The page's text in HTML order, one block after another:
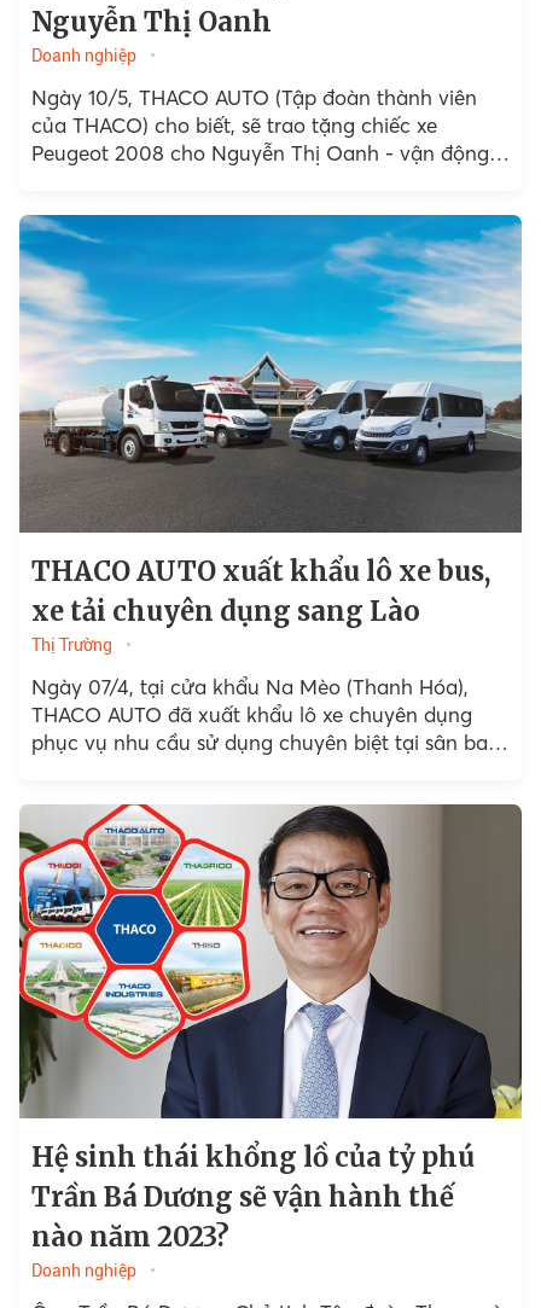
Nguyễn Thị Oanh
Doanh nghiệp
Ngày 10/5, THACO AUTO (Tập đoàn thành viên
của THACO) cho biết, sẽ trao tặng chiếc xe
Peugeot 2008 cho Nguyễn Thị Oanh - vận động
THACO AUTO xuất khẩu lô xe bus,
xe tải chuyên dụng sang Lào
Thị Trường
Ngày 07/4, tại cửa khẩu Na Mèo (Thanh Hóa),
THACO AUTO đã xuất khẩu lô xe chuyên dụng
phục vụ nhu cầu sử dụng chuyên biệt tại sân bay
Hệ sinh thái khổng lồ của tỷ phú
Trần Bá Dương sẽ vận hành thế
nào năm 2023?
Doanh nghiệp